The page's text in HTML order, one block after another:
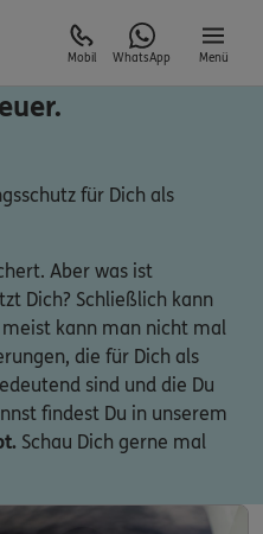
Mobil WhatsApp Menü
für Dich als
Aber was ist
Dich? Schließlich kann
kann man nicht mal
die für Dich als
sind und die Du
findest Du in unserem
Schau Dich gerne mal